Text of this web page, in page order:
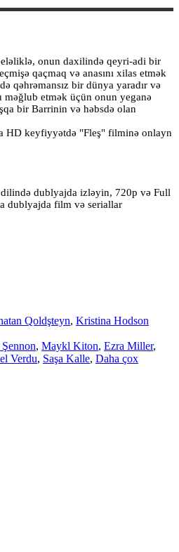
onun daxilində qeyri-adi bir
qaçmaq və anasını xilas etmək
qəhrəmansız bir dünya yaradır və
məğlub etmək üçün onun yeganə
bir Barrinin və həbsdə olan
HD keyfiyyətdə "Fleş" filminə onlayn
dublyajda izləyin, 720p və Full
dublyajda film və seriallar
Qoldşteyn, Kristina Hodson
, Maykl Kiton, Ezra Miller,
Verdu, Saşa Kalle, Daha çox